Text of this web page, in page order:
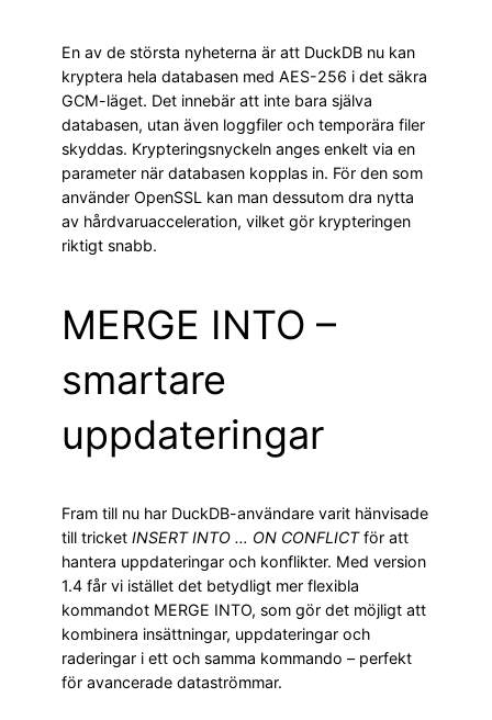
En av de största nyheterna är att DuckDB nu kan
kryptera hela databasen med AES-256 i det säkra
GCM-läget. Det innebär att inte bara själva
databasen, utan även loggfiler och temporära filer
skyddas. Krypteringsnyckeln anges enkelt via en
parameter när databasen kopplas in. För den som
använder OpenSSL kan man dessutom dra nytta
av hårdvaruacceleration, vilket gör krypteringen
riktigt snabb.
MERGE INTO –
smartare
uppdateringar
Fram till nu har DuckDB-användare varit hänvisade
till tricket INSERT INTO … ON CONFLICTför att
hantera uppdateringar och konflikter. Med version
1.4 får vi istället det betydligt mer flexibla
kommandot MERGE INTO, som gör det möjligt att
kombinera insättningar, uppdateringar och
raderingar i ett och samma kommando – perfekt
för avancerade dataströmmar.